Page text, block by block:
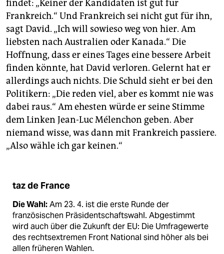
findet: „Keiner der Kandidaten ist gut für
Frankreich.“ Und Frankreich sei nicht gut für ihn,
sagt David. „Ich will sowieso weg von hier. Am
liebsten nach Australien oder Kanada.“ Die
Hoffnung, dass er eines Tages eine bessere Arbeit
finden könnte, hat David verloren. Gelernt hat er
allerdings auch nichts. Die Schuld sieht er bei den
Politikern: „Die reden viel, aber es kommt nie was
dabei raus.“ Am ehesten würde er seine Stimme
dem Linken Jean-Luc Mélenchon geben. Aber
niemand wisse, was dann mit Frankreich passiere.
„Also wähle ich gar keinen.“
taz de France
Die Wahl:Am 23. 4. ist die erste Runde der
französischen Präsidentschaftswahl. Abgestimmt
wird auch über die Zukunft der EU: Die Umfragewerte
des rechtsextremen Front National sind höher als bei
allen früheren Wahlen.